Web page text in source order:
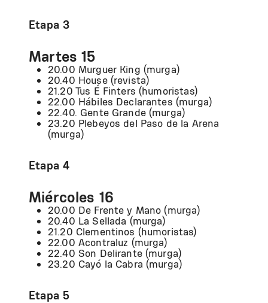
Etapa 3
Martes 15
20.00 Murguer King (murga)
20.40 House (revista)
21.20 Tus E´Finters (humoristas)
22.00 Hábiles Declarantes (murga)
22.40. Gente Grande (murga)
23.20 Plebeyos del Paso de la Arena
(murga)
Etapa 4
Miércoles 16
20.00 De Frente y Mano (murga)
20.40 La Sellada (murga)
21.20 Clementinos (humoristas)
22.00 Acontraluz (murga)
22.40 Son Delirante (murga)
23.20 Cayó la Cabra (murga)
Etapa 5